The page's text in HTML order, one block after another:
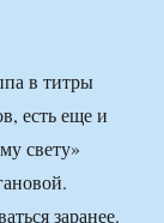
в титры
есть еще и
свету»
заранее.